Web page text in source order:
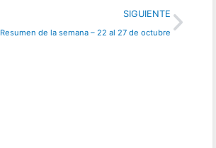
SIGUIENTE
Resumen de la semana – 22 al 27 de octubre
Next